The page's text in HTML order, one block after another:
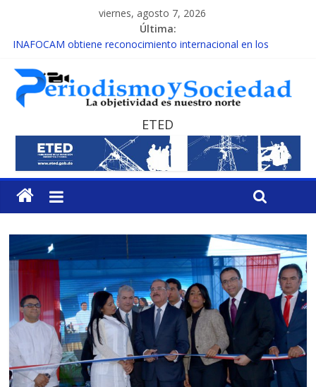
viernes, agosto 7, 2026
Última:
INAFOCAM obtiene reconocimiento internacional en los
15 de febrero de cada año es Día Nacional de la lucha contra el
cáncer infantil
EL ENFOQUE UNILATERAL DE LA COALICIÓN
MESCyT y Universidad Albizu apoyarán rehabilitación de
reclusos
MESCyT presenta calendario de Consulta Nacional por la
Educación
ETED